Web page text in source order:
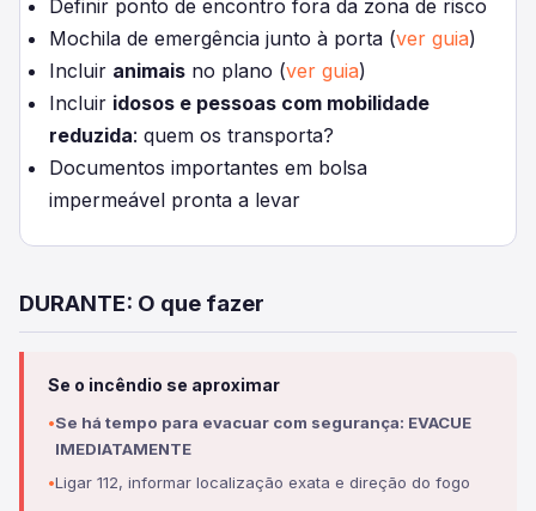
Definir ponto de encontro fora da zona de risco
Mochila de emergência junto à porta (ver guia)
Incluir animais no plano (ver guia)
Incluir idosos e pessoas com mobilidade
reduzida: quem os transporta?
Documentos importantes em bolsa
impermeável pronta a levar
DURANTE: O que fazer
Se o incêndio se aproximar
Se há tempo para evacuar com segurança: EVACUE
IMEDIATAMENTE
Ligar 112, informar localização exata e direção do fogo